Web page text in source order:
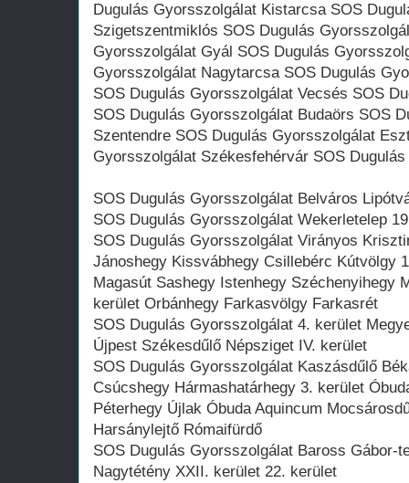
Dugulás Gyorsszolgálat Kistarcsa SOS
Szigetszentmiklós SOS Dugulás
Gyorsszolgálat Gyál SOS Dugulás
Gyorsszolgálat Nagytarcsa SOS Dugulás
SOS Dugulás Gyorsszolgálat Vecsés SOS
SOS Dugulás Gyorsszolgálat Budaörs SOS
Szentendre SOS Dugulás Gyorsszolgálat
Gyorsszolgálat Székesfehérvár SOS
SOS Dugulás Gyorsszolgálat Belváros
SOS Dugulás Gyorsszolgálat Wekerletelep
SOS Dugulás Gyorsszolgálat Virányos
Jánoshegy Kissvábhegy Csillebérc Kútvölgy
Magasút Sashegy Istenhegy Széchenyihegy
kerület Orbánhegy Farkasvölgy Farkasrét
SOS Dugulás Gyorsszolgálat 4. kerület
Újpest Székesdűlő Népsziget IV. kerület
SOS Dugulás Gyorsszolgálat Kaszásdűlő
Csúcshegy Hármashatárhegy 3. kerület
Péterhegy Újlak Óbuda Aquincum
Harsánylejtő Rómaifürdő
SOS Dugulás Gyorsszolgálat Baross Gábor-
Nagytétény XXII. kerület 22. kerület